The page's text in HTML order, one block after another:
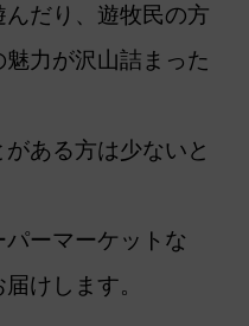
だり、遊牧民の方
力が沢山詰まった
ある方は少ないと
ーマーケットな
けします。